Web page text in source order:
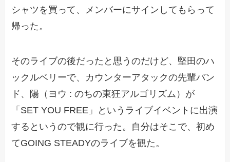
シャツを買って、メンバーにサインしてもらって
帰った。
そのライブの後だったと思うのだけど、堅田のハ
ックルベリーで、カウンターアタックの先輩バン
ド、陽（ヨウ : のちの東狂アルゴリズム）が
「SET YOU FREE」というライブイベントに出演
するというので観に行った。自分はそこで、初め
てGOING STEADYのライブを観た。